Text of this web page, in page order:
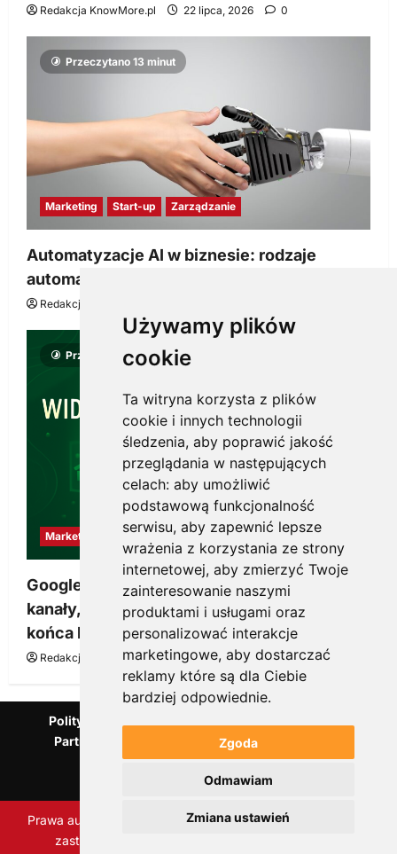
Używamy plików
cookie
Ta witryna korzysta z plików
cookie i innych technologii
śledzenia, aby poprawić jakość
przeglądania w następujących
celach: aby umożliwić
podstawową funkcjonalność
serwisu, aby zapewnić lepsze
wrażenia z korzystania ze strony
internetowej, aby zmierzyć Twoje
zainteresowanie naszymi
produktami i usługami oraz
personalizować interakcje
marketingowe, aby dostarczać
reklamy które są dla Ciebie
bardziej odpowiednie.
Zgoda
Odmawiam
Zmiana ustawień
Redakcja KnowMore.pl 22 lipca, 2026 0
Przeczytano 13 minut
Marketing Start-up Zarządzanie
Automatyzacje AI w biznesie: rodzaje
automatyzacji i korzyści dla Twojej firmy
Redakcja KnowMore.pl
Przeczytano 8 minut
Marketing
Google Ads, SEO i analityka – jak połączyć
kanały, żeby reklama pracowała dłużej niż do
końca budżetu
Redakcja KnowMore.pl 20 marca, 2026 0
Polityka Prywatności
Partnerzy Mentora.pl
Słownik marketingowy
Blog o przedsiębiorczości
Agencja marketingowa Scorise
Prawa autorskie Scorise Agency Sp. z o.o. Wszelkie prawa
zastrzeżone.